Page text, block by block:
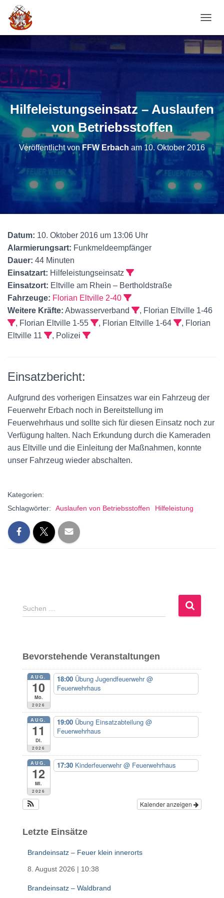
Hilfeleistungseinsatz – Auslaufen
von Betriebsstoffen
Veröffentlicht von FFW Erbach am 10. Oktober 2016
Datum: 10. Oktober 2016 um 13:06 Uhr
Alarmierungsart: Funkmeldeempfänger
Dauer: 44 Minuten
Einsatzart: Hilfeleistungseinsatz
Einsatzort: Eltville am Rhein – Bertholdstraße
Fahrzeuge: Florian Eltville 2-40
Weitere Kräfte: Abwasserverband
, Florian Eltville 1-46
, Florian Eltville 1-55
, Florian Eltville 1-64
, Florian
Eltville 11
, Polizei
Einsatzbericht:
Aufgrund des vorherigen Einsatzes war ein Fahrzeug der
Feuerwehr Erbach noch in Bereitstellung im
Feuerwehrhaus und sollte sich für diesen Einsatz noch zur
Verfügung halten. Nach Erkundung durch die Kameraden
aus Eltville und die Einleitung der Maßnahmen, konnte
unser Fahrzeug wieder abschalten.
Kategorien:
Schlagwörter:
Auslaufen von Betriebsstoffen Hilfeleistung
S
u
n
n
:
Suchen …
Bevorstehende Veranstaltungen
AUG.
10
Mo.
2026
18:00 Übung Jugendfeuerwehr@
Feuerwehrhaus
AUG.
11
Di.
2026
19:00 Übung Einsatzabteilung @
Feuerwehrhaus
AUG.
12
Mi.
2026
17:30 Kinderfeuerwehr@ Feuerwehrhaus
Kalender anzeigen
Letzte Einsätze
Brandeinsatz – Feuer klein innerorts
8. August 2026 | 10:38
Brandeinsatz – Waldbrand